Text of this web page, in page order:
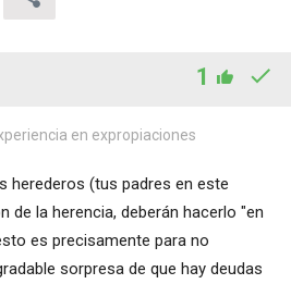
1
en expropiaciones
herederos (tus padres en este
de la herencia, deberán hacerlo "en
es precisamente para no
sorpresa de que hay deudas